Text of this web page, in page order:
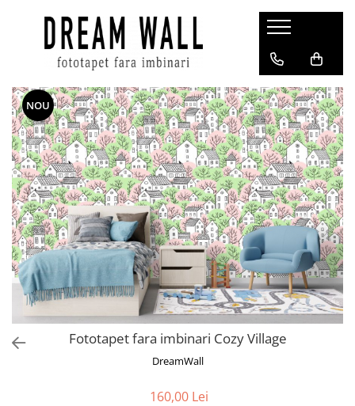
Fototapet fara imbinari
ExclusivArt
Abstract
Arhitectura
Fluid Art
Forme Geometrice
Fototapet 3D
Frescă
Frunze
Natura
Peisaj
Pentru copii
NOU
Fototapet fara imbinari Cozy Village
DreamWall
160,00 Lei